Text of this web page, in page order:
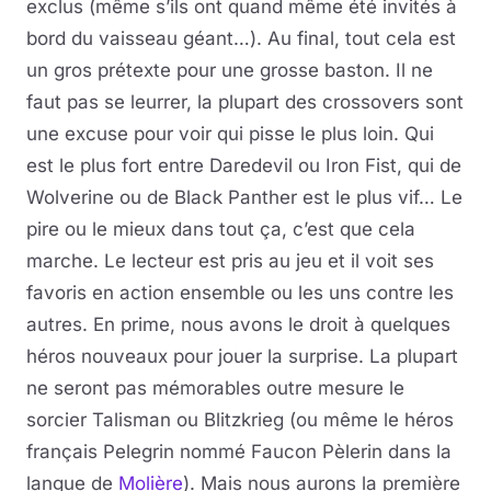
exclus (même s’ils ont quand même été invités à
bord du vaisseau géant…). Au final, tout cela est
un gros prétexte pour une grosse baston. Il ne
faut pas se leurrer, la plupart des crossovers sont
une excuse pour voir qui pisse le plus loin. Qui
est le plus fort entre Daredevil ou Iron Fist, qui de
Wolverine ou de Black Panther est le plus vif… Le
pire ou le mieux dans tout ça, c’est que cela
marche. Le lecteur est pris au jeu et il voit ses
favoris en action ensemble ou les uns contre les
autres. En prime, nous avons le droit à quelques
héros nouveaux pour jouer la surprise. La plupart
ne seront pas mémorables outre mesure le
sorcier Talisman ou Blitzkrieg (ou même le héros
français Pelegrin nommé Faucon Pèlerin dans la
langue de Molière). Mais nous aurons la première